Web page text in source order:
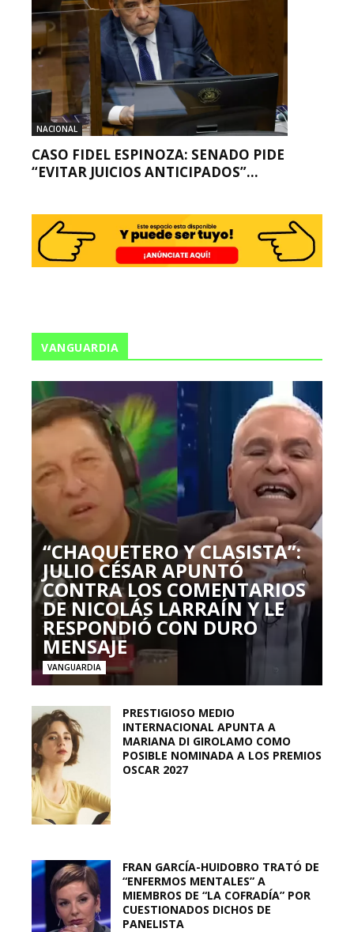
NACIONAL
CASO FIDEL ESPINOZA: SENADO PIDE
“EVITAR JUICIOS ANTICIPADOS”...
VANGUARDIA
“CHAQUETERO Y CLASISTA”:
JULIO CÉSAR APUNTÓ
CONTRA LOS COMENTARIOS
DE NICOLÁS LARRAÍN Y LE
RESPONDIÓ CON DURO
MENSAJE
VANGUARDIA
PRESTIGIOSO MEDIO
INTERNACIONAL APUNTA A
MARIANA DI GIROLAMO COMO
POSIBLE NOMINADA A LOS PREMIOS
OSCAR 2027
FRAN GARCÍA-HUIDOBRO TRATÓ DE
“ENFERMOS MENTALES” A
MIEMBROS DE “LA COFRADÍA” POR
CUESTIONADOS DICHOS DE
PANELISTA